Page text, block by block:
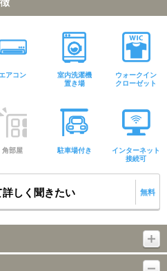
エアコン
室内洗濯機
置き場
ウォークイン
クローゼット
角部屋 駐車場付き
インターネット
接続可
しく聞きたい 無料